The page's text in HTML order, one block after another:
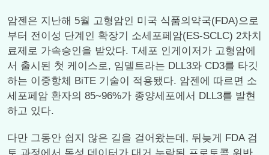
암젠은 지난해 5월 고형암인 미국 식품의약국(FDA)으로
부터 전이성 단계인 확장기 소세포페암(ES-SCLC) 2차치
료제로 가속승인을 받았다. T세포 인게이저가 고형암에
서 출시된 첫 케이스로, 임델트라는 DLL3와 CD3를 타깃
하는 이중항체 BiTE 기술이 적용됐다. 암젠에 따르면 소
세포페암 환자의 85~96%가 종양세포에서 DLL3를 발현
하고 있다.
다만 그동안 쉽지 않은 길을 걸어왔는데, 뒤늦게 FDA 검